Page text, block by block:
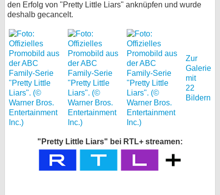
den Erfolg von "Pretty Little Liars" anknüpfen und wurde
deshalb gecancelt.
Zur
Galerie
mit
22
Bildern
"Pretty Little Liars" bei RTL+ streamen:
Desktop-Ansicht
myFanbase